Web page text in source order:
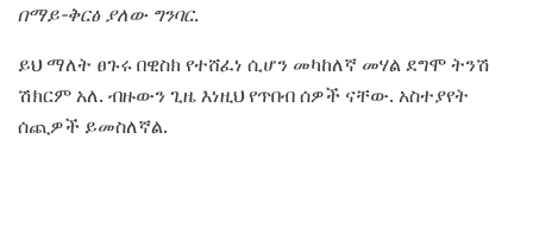
በማይ-ቅርፅ ያለው ግንባር.
ይህ ማለት ፀጉሩ በዊስክ የተሸፈነ ሲሆን መካከለኛ መሃል ደግሞ ትንሽ
ሽክርም አለ. ብዙውን ጊዜ እነዚህ የጥበብ ሰዎች ናቸው. አስተያየት
ሰጪዎች ይመስለኛል.